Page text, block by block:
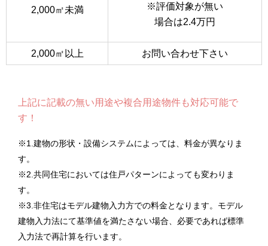
2,000㎡未満
※評価対象が無い
場合は2.4万円
2,000㎡以上 お問い合わせ下さい
上記に記載の無い用途や複合用途物件も対応可能で
す！
※1.建物の形状・設備システムによっては、料金が異なりま
す。
※2.共同住宅においては住戸パターンによっても変わりま
す。
※3.非住宅はモデル建物入力方での料金となります。モデル
建物入力法にて基準値を満たさない場合、必要であれば標準
入力法で再計算を行います。